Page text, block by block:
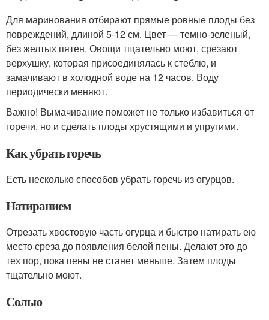
Для маринования отбирают прямые ровные плоды без
повреждений, длиной 5-12 см. Цвет — темно-зеленый,
без желтых пятен. Овощи тщательно моют, срезают
верхушку, которая присоединялась к стеблю, и
замачивают в холодной воде на 12 часов. Воду
периодически меняют.
Важно! Вымачивание поможет не только избавиться от
горечи, но и сделать плоды хрустящими и упругими.
Как убрать горечь
Есть несколько способов убрать горечь из огурцов.
Натиранием
Отрезать хвостовую часть огурца и быстро натирать ею
место среза до появления белой пены. Делают это до
тех пор, пока пены не станет меньше. Затем плоды
тщательно моют.
Солью